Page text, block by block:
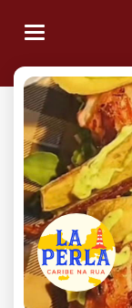
Toggle navigation